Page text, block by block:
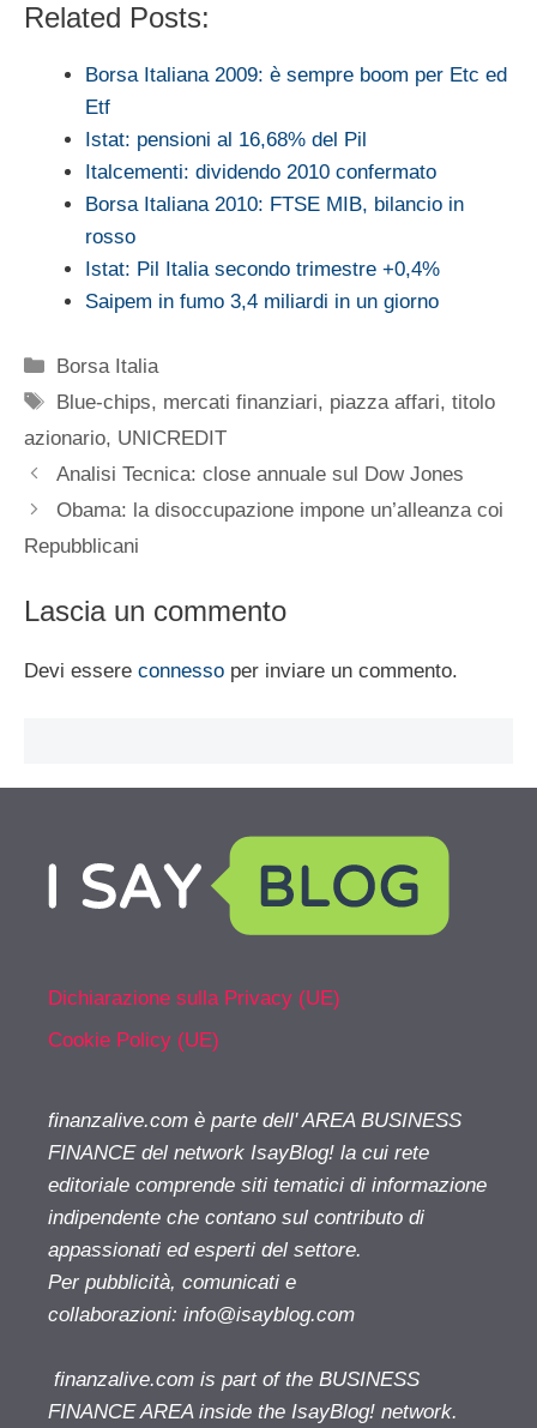
Related Posts:
Borsa Italiana 2009: è sempre boom per Etc ed
Etf
Istat: pensioni al 16,68% del Pil
Italcementi: dividendo 2010 confermato
Borsa Italiana 2010: FTSE MIB, bilancio in
rosso
Istat: Pil Italia secondo trimestre +0,4%
Saipem in fumo 3,4 miliardi in un giorno
Categorie
Borsa Italia
Tag
Blue-chips, mercati finanziari, piazza affari,titolo
azionario, UNICREDIT
Analisi Tecnica: close annuale sul Dow Jones
Obama: la disoccupazione impone un’alleanza coi
Repubblicani
Lascia un commento
Devi essere connesso per inviare un commento.
Dichiarazione sulla Privacy (UE)
Cookie Policy (UE)
finanzalive.com è parte dell' AREA BUSINESS
FINANCE del network IsayBlog! la cui rete
editoriale comprende siti tematici di informazione
indipendente che contano sul contributo di
appassionati ed esperti del settore.
Per pubblicità, comunicati e
collaborazioni: info@isayblog.com
finanzalive.com is part of the BUSINESS
FINANCE AREA inside the IsayBlog! network.